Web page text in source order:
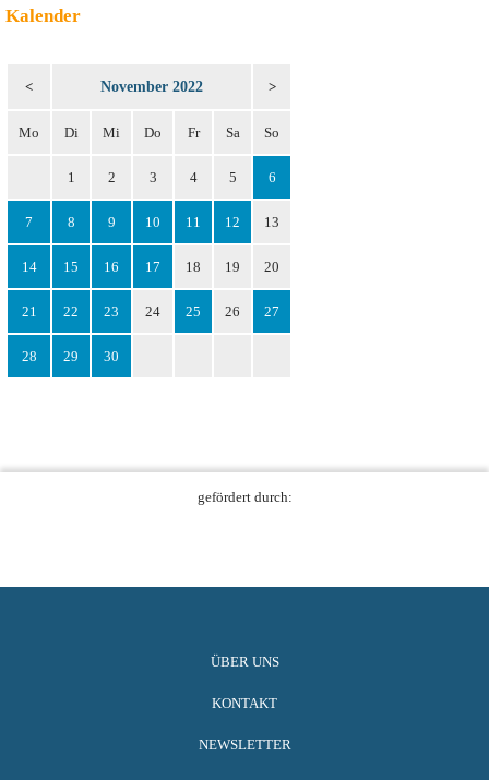
Kalender
< November 2022 >
Mo Di Mi Do Fr Sa So
1 2 3 4 5 6
7 8 9 10 11 12 13
14 15 16 17 18 19 20
21 22 23 24 25 26 27
28 29 30
gefördert durch:
ÜBER UNS
KONTAKT
NEWSLETTER